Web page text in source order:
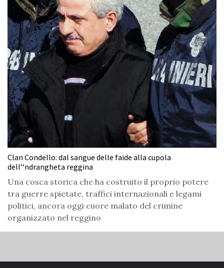
Clan Condello: dal sangue delle faide alla cupola
dell’‘ndrangheta reggina
Una cosca storica che ha costruito il proprio potere
tra guerre spietate, traffici internazionali e legami
politici, ancora oggi cuore malato del crimine
organizzato nel reggino